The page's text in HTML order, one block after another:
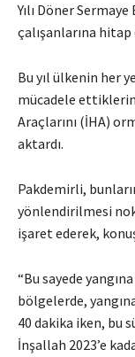
Yılı Döner
çalışanlarına
Bu yıl ülkenin her
mücadele
Araçlarını (İHA)
aktardı.
Pakdemirli,
yönlendirilmesi
işaret ederek,
“Bu sayede
bölgelerde,
40 dakika iken, bu
İnşallah 2023’e